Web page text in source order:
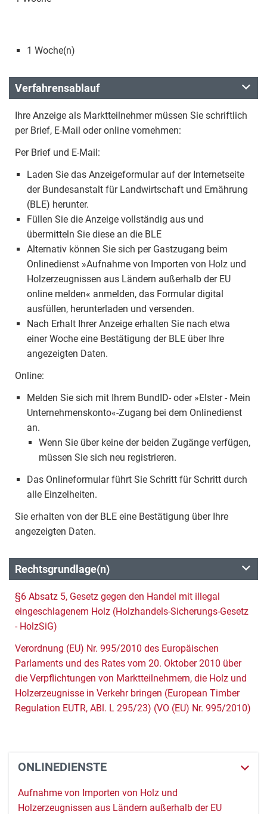
1 Woche(n)
Verfahrensablauf
Ihre Anzeige als Marktteilnehmer müssen Sie schriftlich
per Brief, E-Mail oder online vornehmen:
Per Brief und E-Mail:
Laden Sie das Anzeigeformular auf der Internetseite
der Bundesanstalt für Landwirtschaft und Ernährung
(BLE) herunter.
Füllen Sie die Anzeige vollständig aus und
übermitteln Sie diese an die BLE
Alternativ können Sie sich per Gastzugang beim
Onlinedienst »Aufnahme von Importen von Holz und
Holzerzeugnissen aus Ländern außerhalb der EU
online melden« anmelden, das Formular digital
ausfüllen, herunterladen und versenden.
Nach Erhalt Ihrer Anzeige erhalten Sie nach etwa
einer Woche eine Bestätigung der BLE über Ihre
angezeigten Daten.
Online:
Melden Sie sich mit Ihrem BundID- oder »Elster - Mein
Unternehmenskonto«-Zugang bei dem Onlinedienst
an.
Wenn Sie über keine der beiden Zugänge verfügen,
müssen Sie sich neu registrieren.
Das Onlineformular führt Sie Schritt für Schritt durch
alle Einzelheiten.
Sie erhalten von der BLE eine Bestätigung über Ihre
angezeigten Daten.
Rechtsgrundlage(n)
§6 Absatz 5, Gesetz gegen den Handel mit illegal
eingeschlagenem Holz (Holzhandels-Sicherungs-Gesetz
- HolzSiG)
Verordnung (EU) Nr. 995/2010 des Europäischen
Parlaments und des Rates vom 20. Oktober 2010 über
die Verpflichtungen von Marktteilnehmern, die Holz und
Holzerzeugnisse in Verkehr bringen (European Timber
Regulation EUTR, ABl. L 295/23) (VO (EU) Nr. 995/2010)
ONLINEDIENSTE
Aufnahme von Importen von Holz und
Holzerzeugnissen aus Ländern außerhalb der EU